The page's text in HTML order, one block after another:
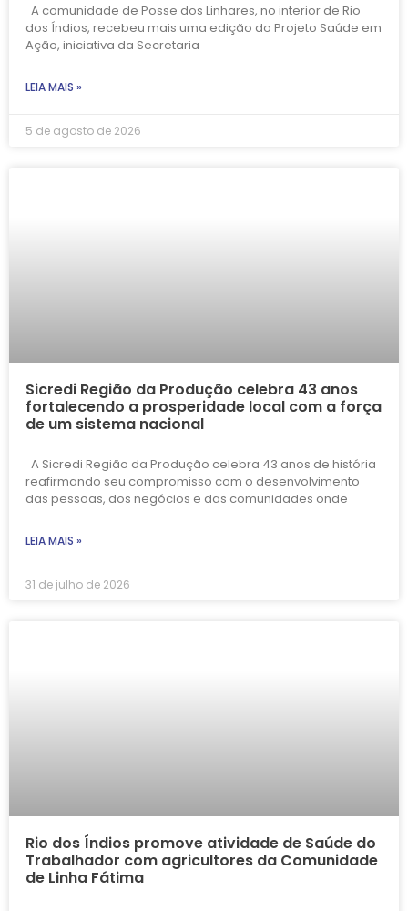
A comunidade de Posse dos Linhares, no interior de Rio
dos Índios, recebeu mais uma edição do Projeto Saúde em
Ação, iniciativa da Secretaria
LEIA MAIS »
5 de agosto de 2026
Sicredi Região da Produção celebra 43 anos
fortalecendo a prosperidade local com a força
de um sistema nacional
A Sicredi Região da Produção celebra 43 anos de história
reafirmando seu compromisso com o desenvolvimento
das pessoas, dos negócios e das comunidades onde
LEIA MAIS »
31 de julho de 2026
Rio dos Índios promove atividade de Saúde do
Trabalhador com agricultores da Comunidade
de Linha Fátima